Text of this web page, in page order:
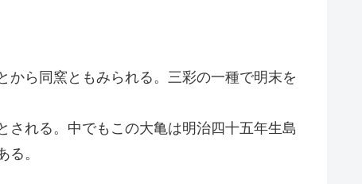
ら同窯ともみられる。三彩の一種で明末を
れる。中でもこの大亀は明治四十五年生島
。